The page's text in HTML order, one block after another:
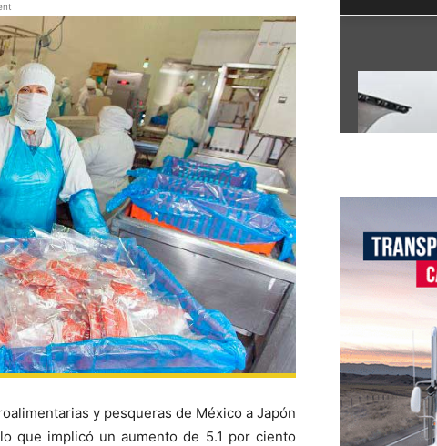
y pesqueras de México a Japón
que implicó un aumento de 5.1 por ciento